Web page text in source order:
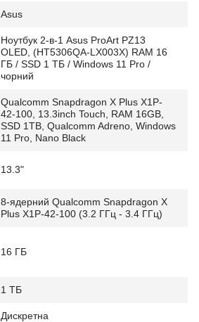
Asus
Ноутбук 2-в-1 Asus ProArt PZ13
OLED, (HT5306QA-LX003X) RAM 16
ГБ / SSD 1 ТБ / Windows 11 Pro /
чорний
Qualcomm Snapdragon X Plus X1P-
42-100, 13.3inch Touch, RAM 16GB,
SSD 1TB, Qualcomm Adreno, Windows
11 Pro, Nano Black
13.3"
8-ядерний Qualcomm Snapdragon X
Plus X1P-42-100 (3.2 ГГц - 3.4 ГГц)
16 ГБ
1 ТБ
Дискретна